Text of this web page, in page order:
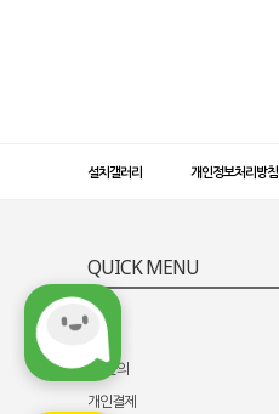
설치갤러리 개인정보처리방침
QUICK MENU
FAQ
1:1문의
개인결제